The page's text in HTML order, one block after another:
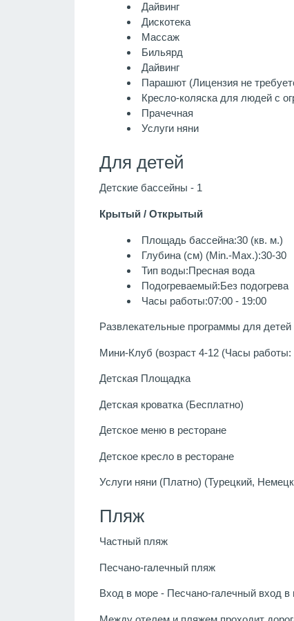
Дайвинг
Дискотека
Массаж
Бильярд
Дайвинг
Парашют (Лицензия не
Кресло-коляска для людей с
Прачечная
Услуги няни
Для детей
Детские бассейны - 1
Крытый / Открытый
Площадь бассейна:30 (кв. м.)
Глубина (см) (Min.-Max.):30-30
Тип воды:Пресная вода
Подогреваемый:Без подогрева
Часы работы:07:00 - 19:00
Развлекательные программы для детей
Мини-Клуб (возраст 4-12 (Часы
Детская Площадка
Детская кроватка (Бесплатно)
Детское меню в ресторане
Детское кресло в ресторане
Услуги няни (Платно) (Турецкий,
Пляж
Частный пляж
Песчано-галечный пляж
Вход в море - Песчано-галечный вход в